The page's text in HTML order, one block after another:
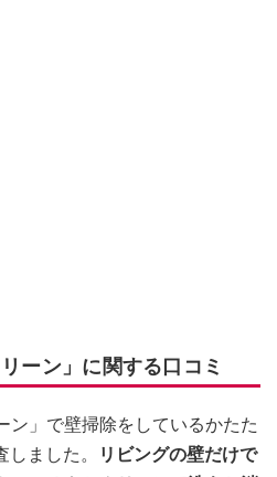
ーン」に関する口コミ
ン」で壁掃除をしているかたた
ました。
リビングの壁だけで